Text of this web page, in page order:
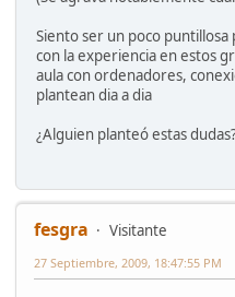
Siento ser un poco
con la experiencia en estos
aula con ordenadores,
plantean dia a dia
¿Alguien planteó estas
fesgra
Visitante
27 Septiembre, 2009, 18:47:55 PM